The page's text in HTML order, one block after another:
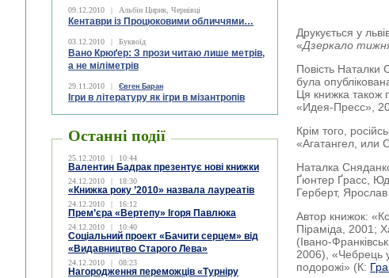
09.12.2010 | Альбін Цирик, Чернівці
Кентаври із Процюковими обличчями…
03.12.2010 | Буквоїд
Вано Крюґер: З прози читаю лише метрів,
а не міліметрів
29.11.2010 | Євген Баран
Ігри в літературу як ігри в мізантропів
Останні події
25.12.2010 | 10:44
Валентин Бадрак презентує нові книжки
24.12.2010 | 18:30
«Книжка року ’2010» назвала лауреатів
24.12.2010 | 16:12
Прем’єра «Вертепу» Ігоря Павлюка
24.12.2010 | 10:40
Соціальний проект «Бачити серцем» від
«Видавництво Старого Лева»
24.12.2010 | 08:23
Нагородження переможців «Турніру
Друкується у
«Дзеркало
Повість Наталки
була
Ця книжка також
«Идея-Пресс»,
Крім того,
«Агатангел, или
Наталка
Ґюнтер Ґрасс,
Герберт, Ярослав
Автор книжок:
Піраміда, 2001;
(Івано-
2006), «Чебрець
подорожі» (К: